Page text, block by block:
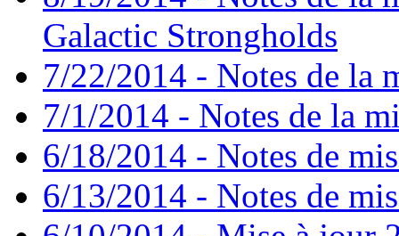
Galactic Strongholds
7/22/2014 - Notes de la
7/1/2014 - Notes de la
6/18/2014 - Notes de
6/13/2014 - Notes de